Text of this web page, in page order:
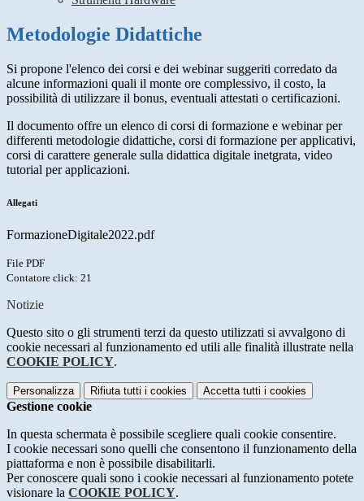
Metodologie Didattiche
Si propone l'elenco dei corsi e dei webinar suggeriti corredato da
alcune informazioni quali il monte ore complessivo, il costo, la
possibilità di utilizzare il bonus, eventuali attestati o certificazioni.
Il documento offre un elenco di corsi di formazione e webinar per
differenti metodologie didattiche, corsi di formazione per applicativi,
corsi di carattere generale sulla didattica digitale inetgrata, video
tutorial per applicazioni.
Allegati
FormazioneDigitale2022.pdf
File PDF
Contatore click: 21
Notizie
Questo sito o gli strumenti terzi da questo utilizzati si avvalgono di
cookie necessari al funzionamento ed utili alle finalità illustrate nella
COOKIE POLICY.
Personalizza Rifiuta tutti i cookies Accetta tutti i cookies
Gestione cookie
In questa schermata è possibile scegliere quali cookie consentire.
I cookie necessari sono quelli che consentono il funzionamento della
piattaforma e non è possibile disabilitarli.
Per conoscere quali sono i cookie necessari al funzionamento potete
visionare la COOKIE POLICY.